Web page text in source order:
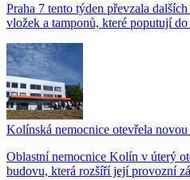
Praha 7 tento týden převzala
vložek a tamponů, které poputují do
Kolínská nemocnice otevřela
Oblastní nemocnice Kolín v úterý
budovu, která rozšíří její provozní